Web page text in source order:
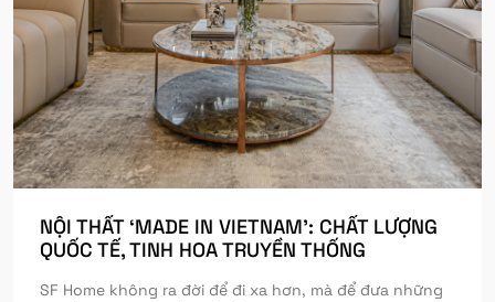
NỘI THẤT ‘MADE IN VIETNAM’: CHẤT LƯỢNG
QUỐC TẾ, TINH HOA TRUYỀN THỐNG
SF Home không ra đời để đi xa hơn, mà để đưa những